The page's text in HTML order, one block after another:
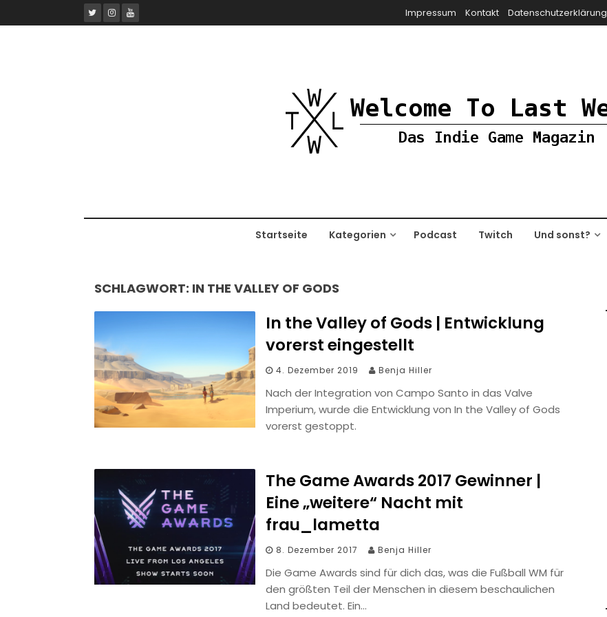
to
Impressum Kontakt Datenschutzerklärung
Startseite Kategorien Podcast Twitch Und sonst?
SCHLAGWORT: IN THE VALLEY OF GODS
In the Valley of Gods | Entwicklung
vorerst eingestellt
4. Dezember 2019 Benja Hiller
Nach der Integration von Campo Santo in das Valve
Imperium, wurde die Entwicklung von In the Valley of Gods
vorerst gestoppt.
The Game Awards 2017 Gewinner |
Eine „weitere“ Nacht mit
frau_lametta
8. Dezember 2017 Benja Hiller
Die Game Awards sind für dich das, was die Fußball WM für
den größten Teil der Menschen in diesem beschaulichen
Land bedeutet. Ein…